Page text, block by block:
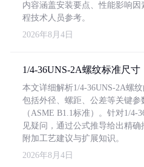
内容涵盖安装要点、性能影响
程技术人员参考。
2026年8月4日
1/4-36UNS-2A螺纹标准尺寸
本文详细解析1/4-36UNS-2A螺
包括外径、螺距、公差等关键
（ASME B1.1标准）。针对1/4-
见疑问，通过公式推导给出精
附加工艺建议与扩展知识。
2026年8月4日